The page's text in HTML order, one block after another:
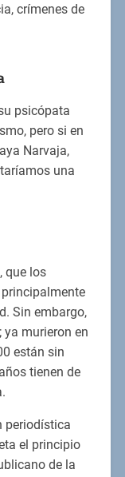
crímenes de
psicópata
pero si en
Narvaja,
una
que los
Sin embargo,
ya murieron en
están sin
tienen de
periodística
el principio
de la